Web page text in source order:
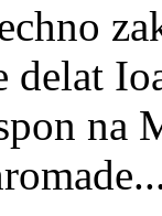
na